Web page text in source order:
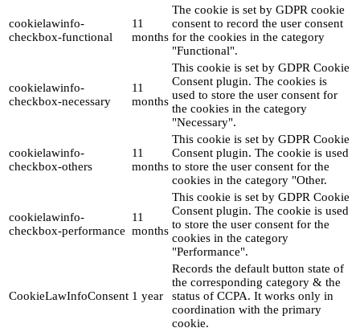
cookielawinfo-
checkbox-functional
11
months
The cookie is set by GDPR cookie
consent to record the user consent
for the cookies in the category
"Functional".
cookielawinfo-
checkbox-necessary
11
months
This cookie is set by GDPR Cookie
Consent plugin. The cookies is
used to store the user consent for
the cookies in the category
"Necessary".
cookielawinfo-
checkbox-others
11
months
This cookie is set by GDPR Cookie
Consent plugin. The cookie is used
to store the user consent for the
cookies in the category "Other.
cookielawinfo-
checkbox-performance
11
months
This cookie is set by GDPR Cookie
Consent plugin. The cookie is used
to store the user consent for the
cookies in the category
"Performance".
CookieLawInfoConsent 1 year
Records the default button state of
the corresponding category & the
status of CCPA. It works only in
coordination with the primary
cookie.